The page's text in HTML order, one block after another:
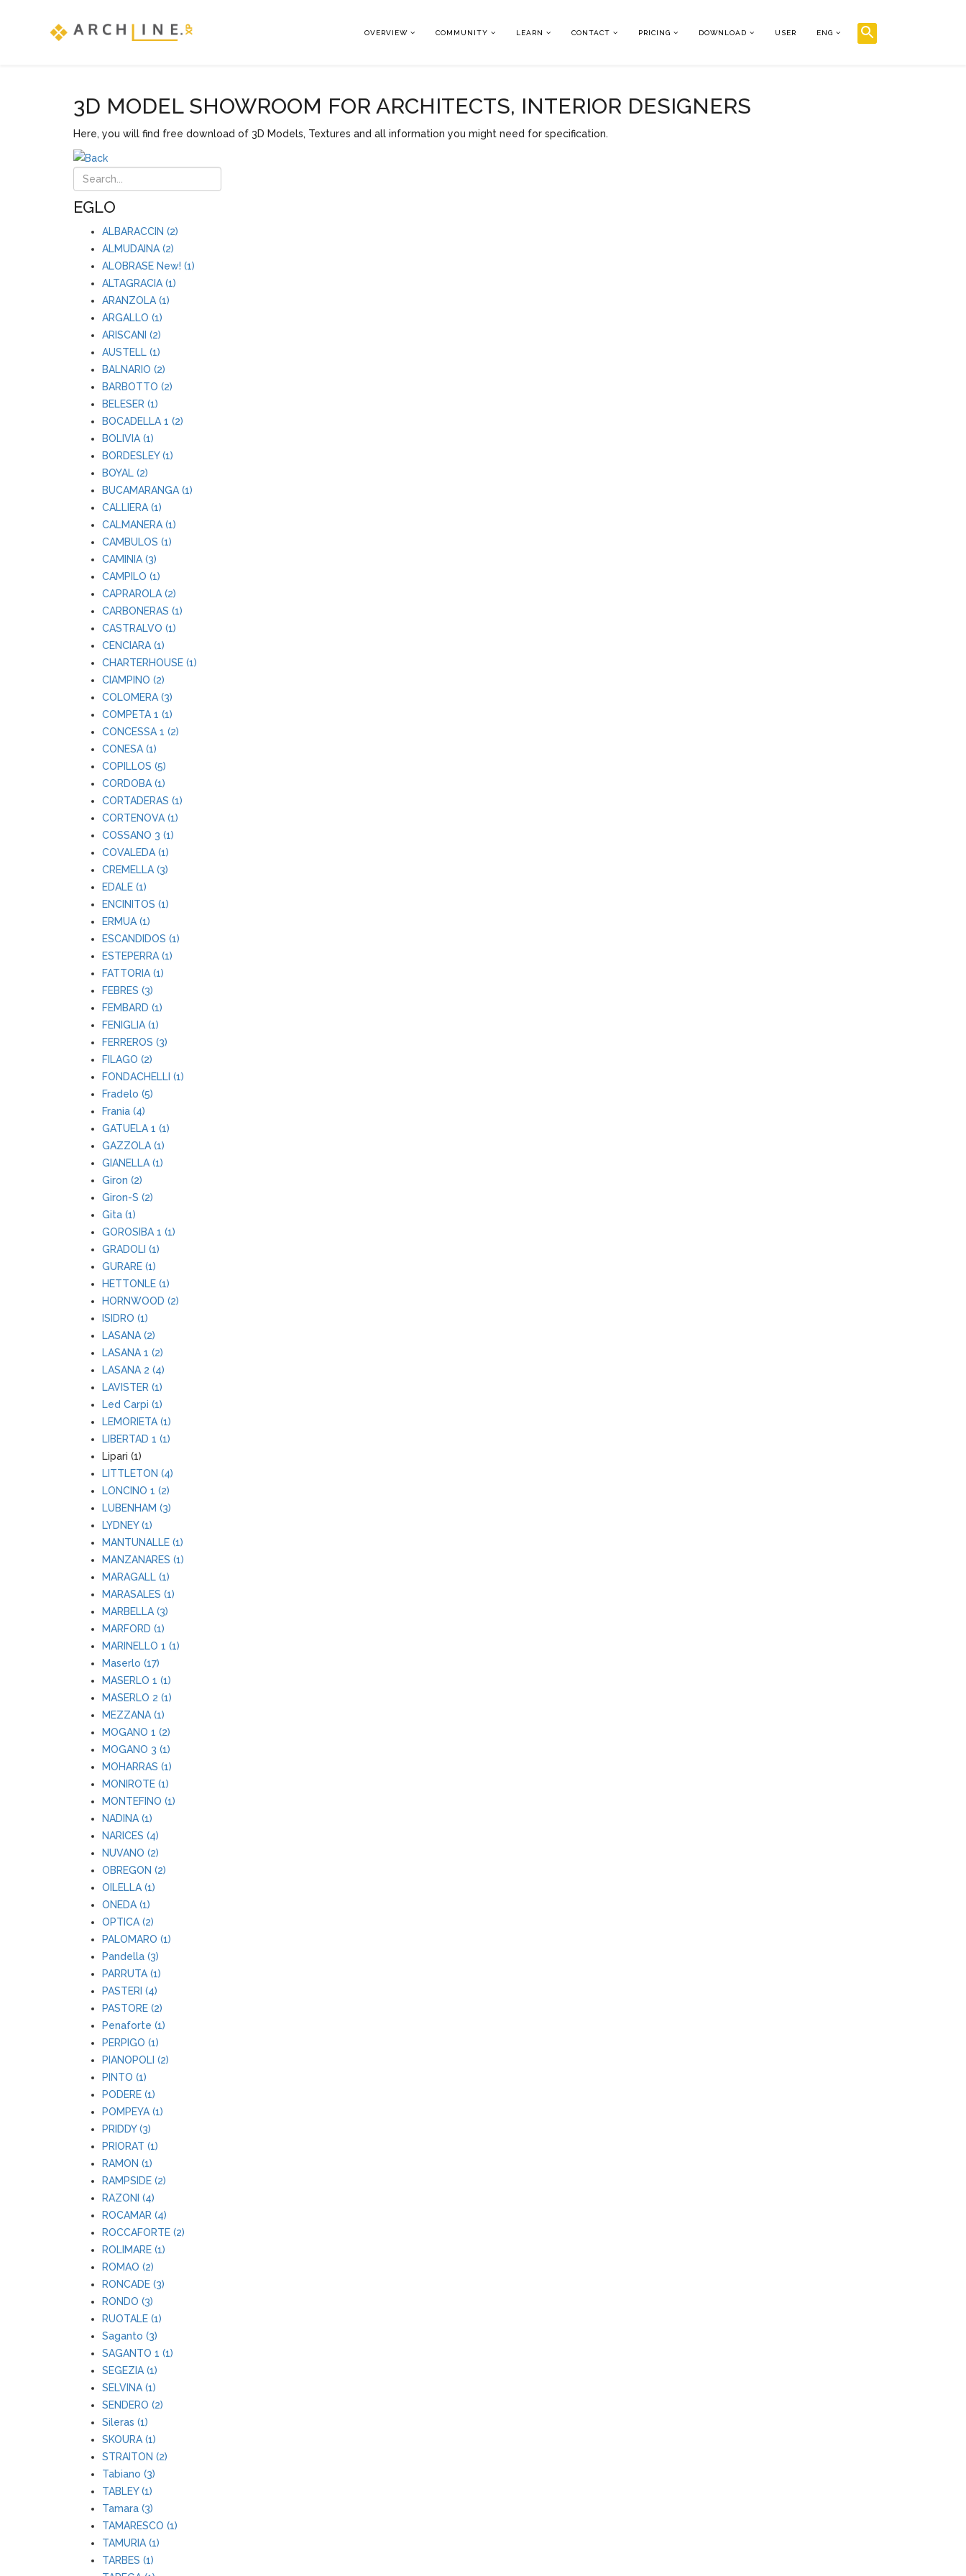
OVERVIEW COMMUNITY LEARN CONTACT PRICING DOWNLOAD USER ENG
3D MODEL SHOWROOM FOR ARCHITECTS, INTERIOR DESIGNERS
Here, you will find free download of 3D Models, Textures and all information you might need for specification.
EGLO
ALBARACCIN (2)
ALMUDAINA (2)
ALOBRASE New! (1)
ALTAGRACIA (1)
ARANZOLA (1)
ARGALLO (1)
ARISCANI (2)
AUSTELL (1)
BALNARIO (2)
BARBOTTO (2)
BELESER (1)
BOCADELLA 1 (2)
BOLIVIA (1)
BORDESLEY (1)
BOYAL (2)
BUCAMARANGA (1)
CALLIERA (1)
CALMANERA (1)
CAMBULOS (1)
CAMINIA (3)
CAMPILO (1)
CAPRAROLA (2)
CARBONERAS (1)
CASTRALVO (1)
CENCIARA (1)
CHARTERHOUSE (1)
CIAMPINO (2)
COLOMERA (3)
COMPETA 1 (1)
CONCESSA 1 (2)
CONESA (1)
COPILLOS (5)
CORDOBA (1)
CORTADERAS (1)
CORTENOVA (1)
COSSANO 3 (1)
COVALEDA (1)
CREMELLA (3)
EDALE (1)
ENCINITOS (1)
ERMUA (1)
ESCANDIDOS (1)
ESTEPERRA (1)
FATTORIA (1)
FEBRES (3)
FEMBARD (1)
FENIGLIA (1)
FERREROS (3)
FILAGO (2)
FONDACHELLI (1)
Fradelo (5)
Frania (4)
GATUELA 1 (1)
GAZZOLA (1)
GIANELLA (1)
Giron (2)
Giron-S (2)
Gita (1)
GOROSIBA 1 (1)
GRADOLI (1)
GURARE (1)
HETTONLE (1)
HORNWOOD (2)
ISIDRO (1)
LASANA (2)
LASANA 1 (2)
LASANA 2 (4)
LAVISTER (1)
Led Carpi (1)
LEMORIETA (1)
LIBERTAD 1 (1)
Lipari (1)
LITTLETON (4)
LONCINO 1 (2)
LUBENHAM (3)
LYDNEY (1)
MANTUNALLE (1)
MANZANARES (1)
MARAGALL (1)
MARASALES (1)
MARBELLA (3)
MARFORD (1)
MARINELLO 1 (1)
Maserlo (17)
MASERLO 1 (1)
MASERLO 2 (1)
MEZZANA (1)
MOGANO 1 (2)
MOGANO 3 (1)
MOHARRAS (1)
MONIROTE (1)
MONTEFINO (1)
NADINA (1)
NARICES (4)
NUVANO (2)
OBREGON (2)
OILELLA (1)
ONEDA (1)
OPTICA (2)
PALOMARO (1)
Pandella (3)
PARRUTA (1)
PASTERI (4)
PASTORE (2)
Penaforte (1)
PERPIGO (1)
PIANOPOLI (2)
PINTO (1)
PODERE (1)
POMPEYA (1)
PRIDDY (3)
PRIORAT (1)
RAMON (1)
RAMPSIDE (2)
RAZONI (4)
ROCAMAR (4)
ROCCAFORTE (2)
ROLIMARE (1)
ROMAO (2)
RONCADE (3)
RONDO (3)
RUOTALE (1)
Saganto (3)
SAGANTO 1 (1)
SEGEZIA (1)
SELVINA (1)
SENDERO (2)
Sileras (1)
SKOURA (1)
STRAITON (2)
Tabiano (3)
TABLEY (1)
Tamara (3)
TAMARESCO (1)
TAMURIA (1)
TARBES (1)